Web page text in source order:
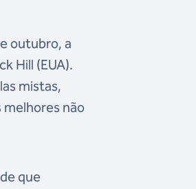
outubro, a
Hill (EUA).
mistas,
não
que